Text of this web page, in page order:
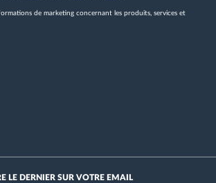
de marketing concernant les produits, services et
LE DERNIER SUR VOTRE EMAIL